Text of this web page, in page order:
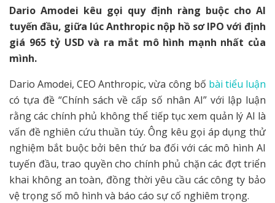
Dario Amodei kêu gọi quy định ràng buộc cho AI
tuyến đầu, giữa lúc Anthropic nộp hồ sơ IPO với định
giá 965 tỷ USD và ra mắt mô hình mạnh nhất của
mình.
Dario Amodei, CEO Anthropic, vừa công bố bài tiểu luận
có tựa đề “Chính sách về cấp số nhân AI” với lập luận
rằng các chính phủ không thể tiếp tục xem quản lý AI là
vấn đề nghiên cứu thuần túy. Ông kêu gọi áp dụng thử
nghiệm bắt buộc bởi bên thứ ba đối với các mô hình AI
tuyến đầu, trao quyền cho chính phủ chặn các đợt triển
khai không an toàn, đồng thời yêu cầu các công ty bảo
vệ trọng số mô hình và báo cáo sự cố nghiêm trọng.